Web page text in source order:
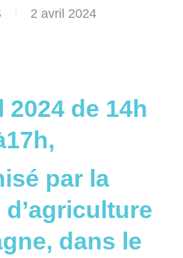
2 avril 2024
2024 de 14h
par la
dans le